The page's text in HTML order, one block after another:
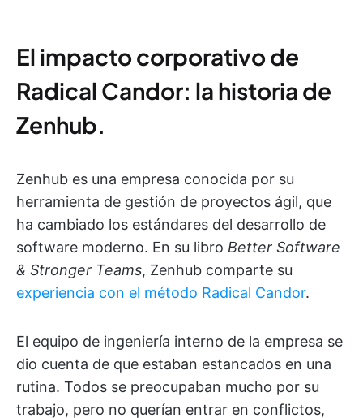
El impacto corporativo de
Radical Candor: la historia de
Zenhub.
Zenhub es una empresa conocida por su
herramienta de gestión de proyectos ágil, que
ha cambiado los estándares del desarrollo de
software moderno. En su libro Better Software
& Stronger Teams, Zenhub comparte su
experiencia con el método Radical Candor.
El equipo de ingeniería interno de la empresa se
dio cuenta de que estaban estancados en una
rutina. Todos se preocupaban mucho por su
trabajo, pero no querían entrar en conflictos,